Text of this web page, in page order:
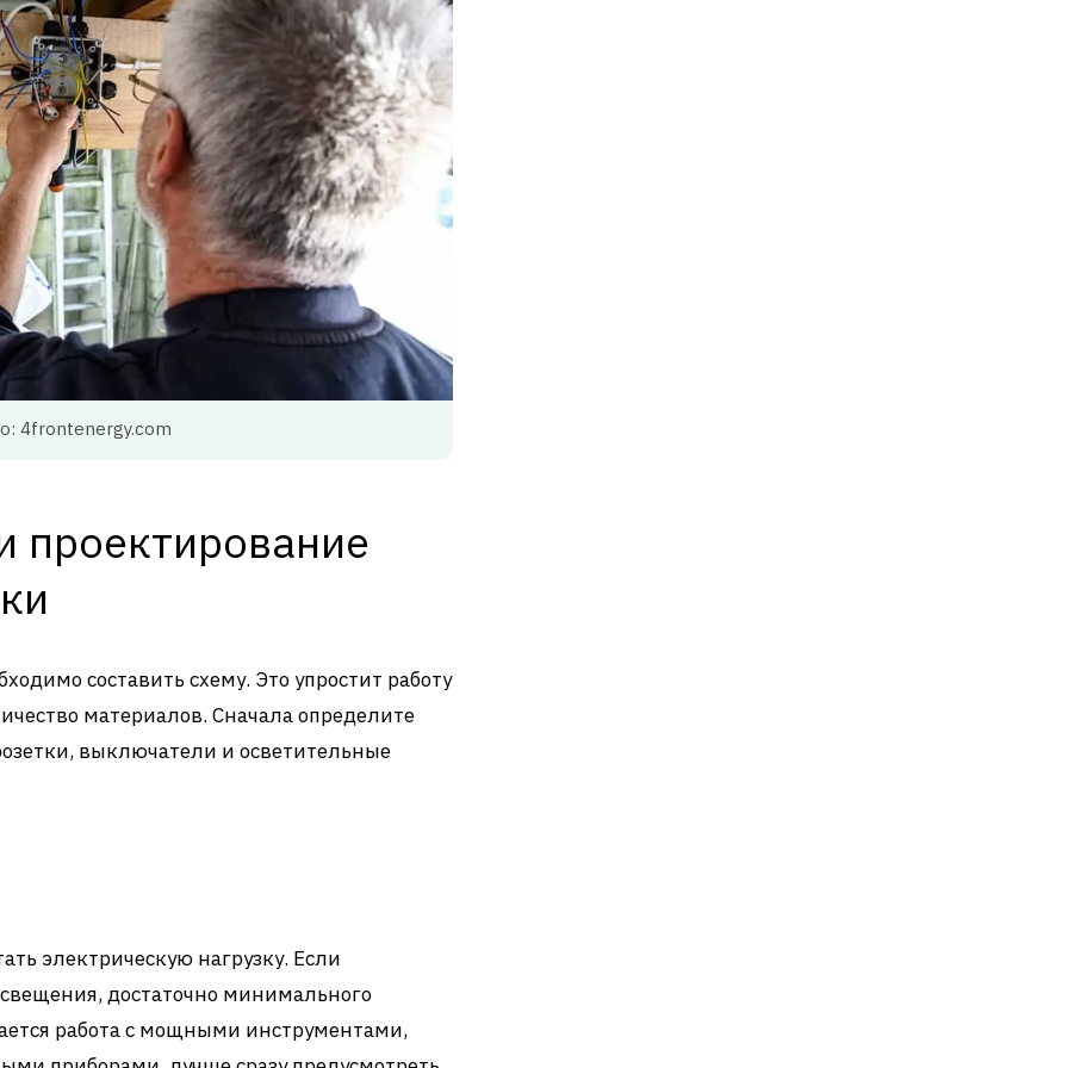
4frontenergy.com
проектирование
составить схему. Это упростит работу
материалов. Сначала определите
выключатели и осветительные
электрическую нагрузку. Если
достаточно минимального
работа с мощными инструментами,